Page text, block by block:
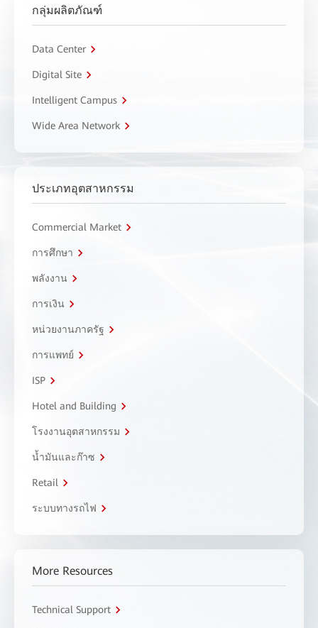
กลุ่มผลิตภัณฑ์
Data Center
Digital Site
Intelligent Campus
Wide Area Network
ประเภทอุตสาหกรรม
Commercial Market
การศึกษา
พลังงาน
การเงิน
หน่วยงานภาครัฐ
การแพทย์
ISP
Hotel and Building
โรงงานอุตสาหกรรม
น้ำมันและก๊าซ
Retail
ระบบทางรถไฟ
More Resources
Technical Support